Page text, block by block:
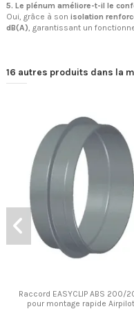
5. Le plénum améliore-t-il le
Oui, grâce à son isolation
dB(A), garantissant un
16 autres produits dans la
Raccord EASYCLIP ABS 200/
pour montage rapide Airpilot